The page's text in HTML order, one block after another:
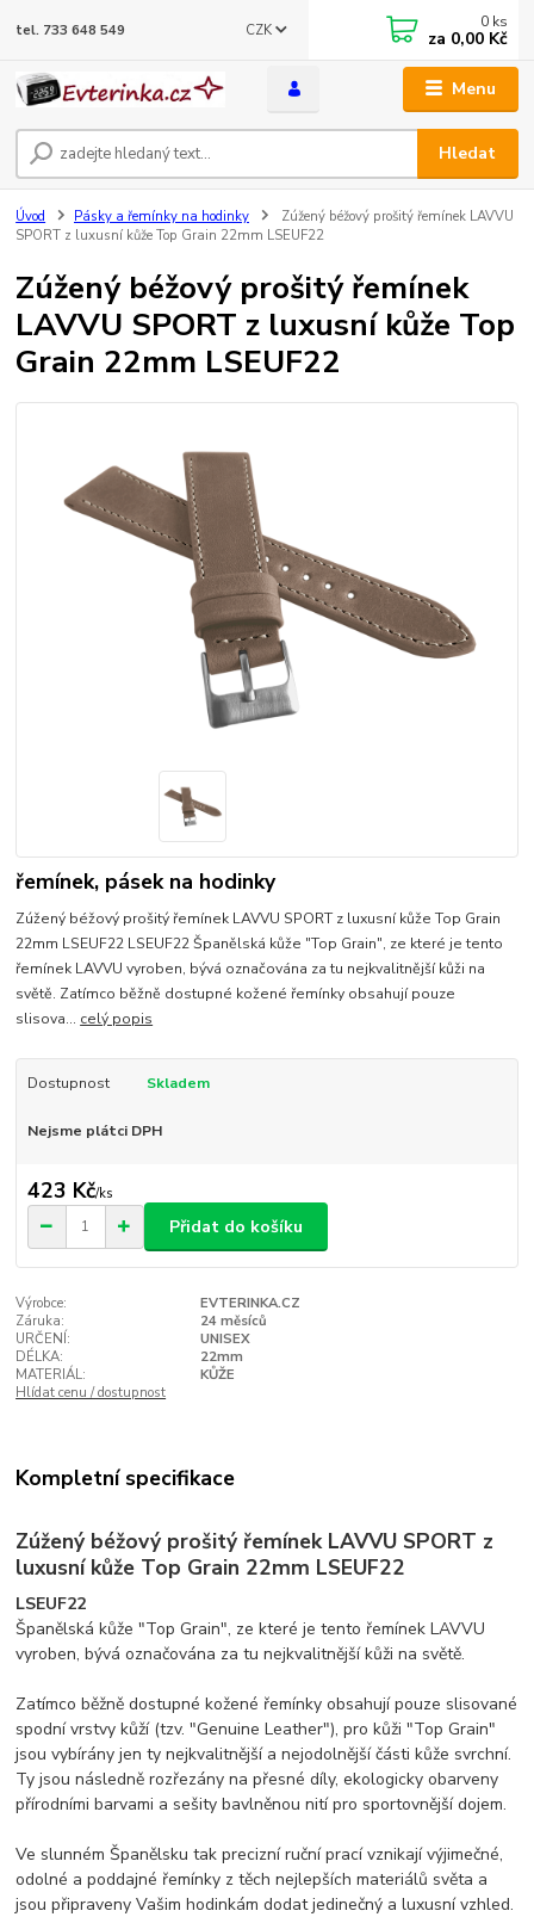
Menu
CZK
Hledat
tel. 733 648 549 0 ks
za 0,00 Kč
Úvod Pásky a řemínky na hodinky
Zúžený béžový prošitý řemínek LAVVU
SPORT z luxusní kůže Top Grain 22mm LSEUF22
Zúžený béžový prošitý řemínek
LAVVU SPORT z luxusní kůže Top
Grain 22mm LSEUF22
řemínek, pásek na hodinky
Zúžený béžový prošitý řemínek LAVVU SPORT z luxusní kůže Top Grain
22mm LSEUF22 LSEUF22 Španělská kůže "Top Grain", ze které je tento
řemínek LAVVU vyroben, bývá označována za tu nejkvalitnější kůži na
světě. Zatímco běžně dostupné kožené řemínky obsahují pouze
slisova... celý popis
Dostupnost Skladem
Nejsme plátci DPH
423 Kč/ks
Přidat do košíku
Výrobce:
EVTERINKA.CZ
Záruka:
24 měsíců
URČENÍ:
UNISEX
DÉLKA:
22mm
MATERIÁL:
KŮŽE
Hlídat cenu / dostupnost
Kompletní specifikace
Zúžený béžový prošitý řemínek LAVVU SPORT z
luxusní kůže Top Grain 22mm LSEUF22
LSEUF22
Španělská kůže "Top Grain", ze které je tento řemínek LAVVU
vyroben, bývá označována za tu nejkvalitnější kůži na světě.
Zatímco běžně dostupné kožené řemínky obsahují pouze slisované
spodní vrstvy kůží (tzv. "Genuine Leather"), pro kůži "Top Grain"
jsou vybírány jen ty nejkvalitnější a nejodolnější části kůže svrchní.
Ty jsou následně rozřezány na přesné díly, ekologicky obarveny
přírodními barvami a sešity bavlněnou nití pro sportovnější dojem.
Ve slunném Španělsku tak precizní ruční prací vznikají výjimečné,
odolné a poddajné řemínky z těch nejlepších materiálů světa a
jsou připraveny Vašim hodinkám dodat jedinečný a luxusní vzhled.